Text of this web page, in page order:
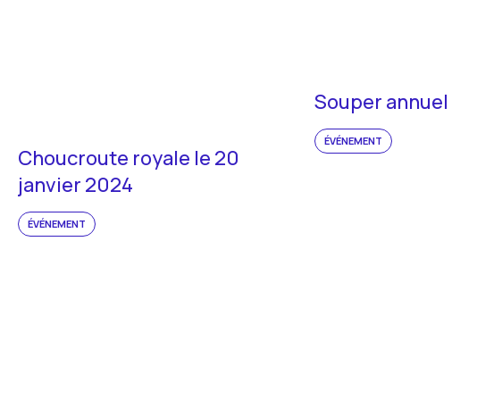
Souper annuel
ÉVÉNEMENT
Choucroute royale le 20
janvier 2024
ÉVÉNEMENT